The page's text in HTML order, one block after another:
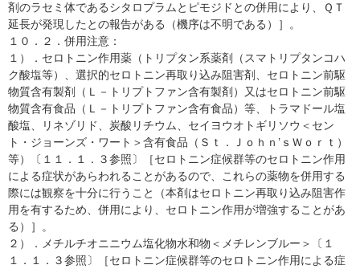
剤のラセミ体であるシタロプラムとピモジドとの併用により、ＱＴ
延長が発現したとの報告がある（機序は不明である）］。
１０．２．併用注意：
１）．セロトニン作用薬（トリプタン系薬剤（スマトリプタンコハ
ク酸塩等）、選択的セロトニン再取り込み阻害剤、セロトニン前駆
物質含有製剤（Ｌ－トリプトファン含有製剤）又はセロトニン前駆
物質含有食品（Ｌ－トリプトファン含有食品）等、トラマドール塩
酸塩、リネゾリド、炭酸リチウム、セイヨウオトギリソウ＜セン
ト・ジョーンズ・ワート＞含有食品（Ｓｔ．Ｊｏｈｎ’ｓＷｏｒｔ）
等）〔１１．１．３参照〕［セロトニン症候群等のセロトニン作用
による症状があらわれることがあるので、これらの薬物を併用する
際には観察を十分に行うこと（本剤はセロトニン再取り込み阻害作
用を有するため、併用により、セロトニン作用が増強することがあ
る）］。
２）．メチルチオニニウム塩化物水和物＜メチレンブルー＞〔１
１．１．３参照〕［セロトニン症候群等のセロトニン作用による症